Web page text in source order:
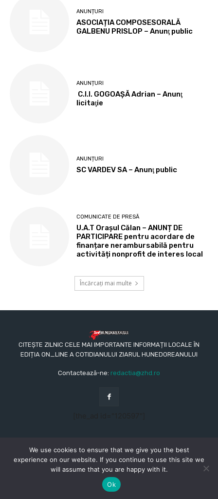
ANUNȚURI
ASOCIAȚIA COMPOSESORALĂ
GALBENU PRISLOP – Anunţ public
ANUNȚURI
C.I.I. GOGOAŞĂ Adrian – Anunţ
licitaţie
ANUNȚURI
SC VARDEV SA – Anunţ public
COMUNICATE DE PRESĂ
U.A.T Orașul Călan – ANUNȚ DE
PARTICIPARE pentru acordare de
finanțare nerambursabilă pentru
activități nonprofit de interes local
Încărcați mai multe
CITEȘTE ZILNIC CELE MAI IMPORTANTE INFORMAȚII LOCALE ÎN
EDIȚIA ON_LINE A COTIDIANULUI ZIARUL HUNEDOREANULUI
Contactează-ne: redactia@zhd.ro
© Copyright - 2015 - 2023 - Ziarul Hunedoreanului
TERMENI ȘI CONDIȚII
POLITICA DE CONFIDENȚIALITATE
We use cookies to ensure that we give you the best
experience on our website. If you continue to use this site we
will assume that you are happy with it.
Ok